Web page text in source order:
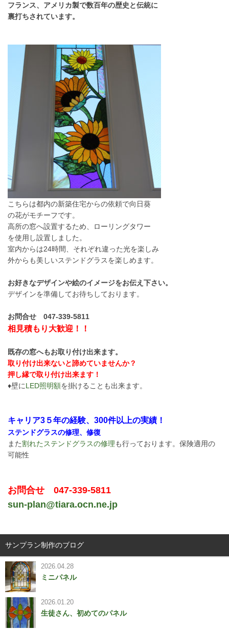
フランス、アメリカ製で数百年の歴史と伝統に
裏打ちされています。
こちらは都内の新築住宅からの依頼で向日葵
の花がモチーフです。
高所の窓へ設置するため、ローリングタワー
を使用し設置しました。
室内からは24時間、それぞれ違った光を楽しみ
外からも美しいステンドグラスを楽しめます。
お好きなデザインや絵のイメージをお伝え下さい。
デザインを準備してお待ちしております。
お問合せ 047-339-5811
相見積もり大歓迎！！
既存の窓へもお取り付け出来ます。
取り付け出来ないと諦めていませんか？
押し縁で取り付け出来ます！
♦壁にLED照明額を掛けることも出来ます。
キャリア3５年の経験、300件以上の実績！
ステンドグラスの修理、修復
また割れたステンドグラスの修理も行っております。保険適用の
可能性
お問合せ 047-339-5811
sun-plan@tiara.ocn.ne.jp
サンプラン制作のブログ
2026.04.28
ミニパネル
2026.01.20
生徒さん、初めてのパネル